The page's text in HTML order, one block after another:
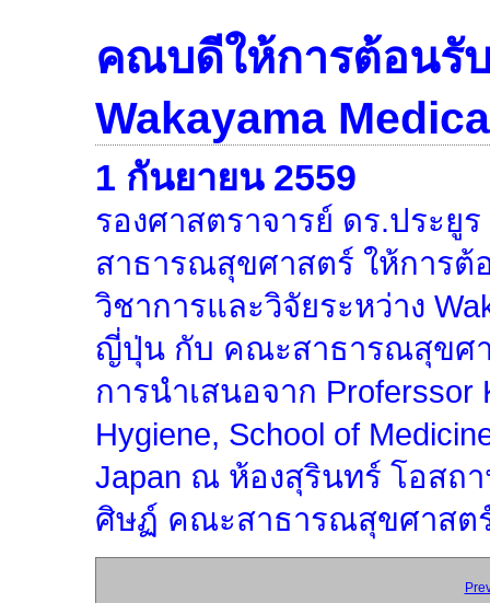
คณบดีให้การต้อนรั
Wakayama
1 กันยายน 2559
รองศาสตราจารย์ ดร.ประ
สาธารณสุขศาสตร์ ให้การต้
วิชาการและวิจัยระหว่าง
ญี่ปุ่น กับ คณะสาธารณสุขศ
การนำเสนอจาก Proferssor
Hygiene, School of
Japan ณ ห้องสุรินทร์ โอสถ
ศิษฏ์ คณะสาธารณสุขศาสต